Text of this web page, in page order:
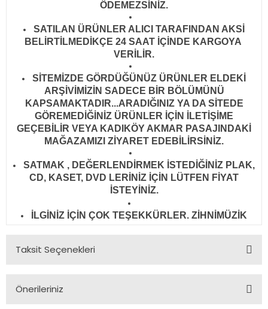
ÖDEMEZSİNİZ.
SATILAN ÜRÜNLER ALICI TARAFINDAN AKSİ
BELİRTİLMEDİKÇE 24 SAAT İÇİNDE KARGOYA
VERİLİR.
SİTEMİZDE GÖRDÜĞÜNÜZ ÜRÜNLER ELDEKİ
ARŞİVİMİZİN SADECE BİR BÖLÜMÜNÜ
KAPSAMAKTADIR...ARADIĞINIZ YA DA SİTEDE
GÖREMEDİĞİNİZ ÜRÜNLER İÇİN İLETİŞİME
GEÇEBİLİR VEYA KADIKÖY AKMAR PASAJINDAKİ
MAĞAZAMIZI ZİYARET EDEBİLİRSİNİZ.
SATMAK , DEĞERLENDİRMEK İSTEDİĞİNİZ PLAK,
CD, KASET, DVD LERİNİZ İÇİN LÜTFEN FİYAT
İSTEYİNİZ.
İLGİNİZ İÇİN ÇOK TEŞEKKÜRLER. ZİHNİMÜZİK
Taksit Seçenekleri
Önerileriniz